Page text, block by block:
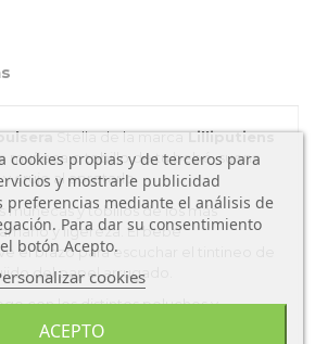
Stella de la marcaLilliputiens
muñeca o tobillo de tu bebé, suena
cruje al apretarlo.
muñecas y tobillos de los más
y ligereza. El bebé
el brazo para escuchar el tintineo de
del papel arrugado.
con los distintos peluches y
Stellade
cookies propias y de terceros para
y mostrarle publicidad
preferencias mediante el análisis de
Para dar su consentimiento
botón Acepto.
cookies
ACEPTO